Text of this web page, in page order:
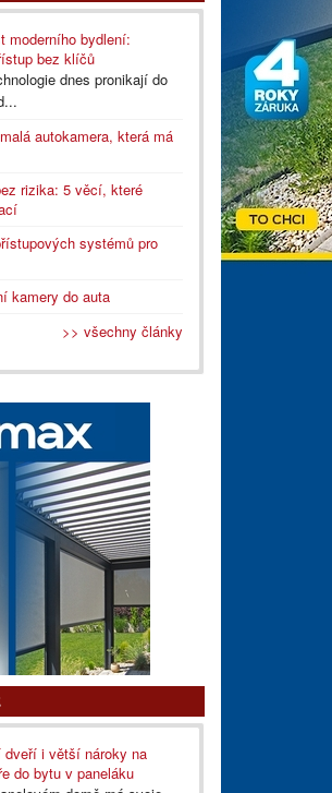
moderního bydlení:
bez klíčů
dnes pronikají do
autokamera, která má
rizika: 5 věcí, které
systémů pro
kamery do auta
>> všechny články
dveří i větší nároky na
do bytu v paneláku